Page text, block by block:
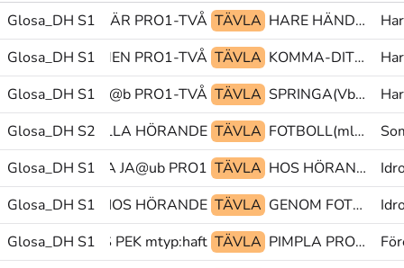
Glosa_DH S1
PEK-PLATS-DÄR PRO1-TVÅ TÄVLA HARE HÄNDER-IHOP@ka OK@b
Glosa_DH S1
SNABB(8) MEN PRO1-TVÅ TÄVLA KOMMA-DIT(Lb) SPRINGA(Vb) KOMMA-DIT(Lb)
Glosa_DH S1
PRO1 OK@b PRO1-TVÅ TÄVLA SPRINGA(Vb) KOMMA-DIT(Lb) OK@b
Glosa_DH S2MED ALLA HÖRANDE TÄVLA FOTBOLL(ml) VARA-MED@rd ALLA
Glosa_DH S1STARTA JA@ub PRO1 TÄVLA HOS HÖRANDE JA@ub
Glosa_DH S1tp@& HOS HÖRANDE TÄVLA GENOM FOTBOLL(ml) PEK>långf
Glosa_DH S1
PEK mtyp:haft TÄVLA PIMPLA PRO1 MED@b